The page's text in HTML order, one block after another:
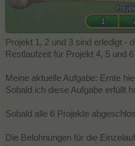
Projekt 1, 2 und 3 sind erledigt -
Restlaufzeit für Projekt 4, 5 und
Meine aktuelle Aufgabe: Ernte
Sobald ich diese Aufgabe erfüllt
Sobald alle 6 Projekte
Die Belohnungen für die